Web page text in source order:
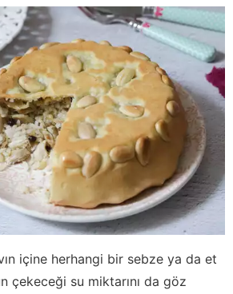
içine herhangi bir sebze ya da et
çekeceği su miktarını da göz